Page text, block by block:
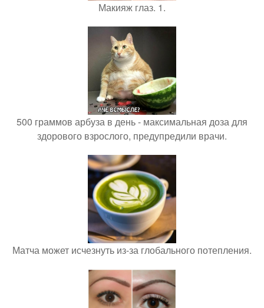
Макияж глаз. 1.
500 граммов арбуза в день - максимальная доза для
здорового взрослого, предупредили врачи.
Матча может исчезнуть из-за глобального потепления.